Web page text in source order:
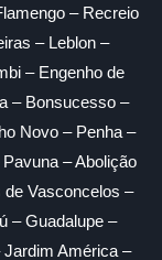
– Recreio
– Leblon –
– Engenho de
– Bonsucesso –
Novo – Penha –
– Abolição
de Vasconcelos –
– Guadalupe –
América –